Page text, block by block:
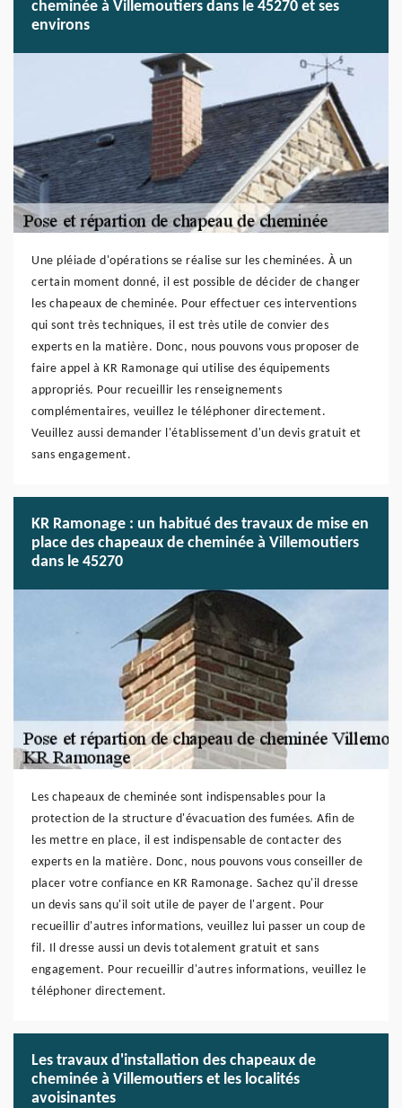
cheminée à Villemoutiers dans le 45270 et ses
environs
Une pléiade d'opérations se réalise sur les cheminées. À un
certain moment donné, il est possible de décider de changer
les chapeaux de cheminée. Pour effectuer ces interventions
qui sont très techniques, il est très utile de convier des
experts en la matière. Donc, nous pouvons vous proposer de
faire appel à KR Ramonage qui utilise des équipements
appropriés. Pour recueillir les renseignements
complémentaires, veuillez le téléphoner directement.
Veuillez aussi demander l'établissement d'un devis gratuit et
sans engagement.
KR Ramonage : un habitué des travaux de mise en
place des chapeaux de cheminée à Villemoutiers
dans le 45270
Les chapeaux de cheminée sont indispensables pour la
protection de la structure d'évacuation des fumées. Afin de
les mettre en place, il est indispensable de contacter des
experts en la matière. Donc, nous pouvons vous conseiller de
placer votre confiance en KR Ramonage. Sachez qu'il dresse
un devis sans qu'il soit utile de payer de l'argent. Pour
recueillir d'autres informations, veuillez lui passer un coup de
fil. Il dresse aussi un devis totalement gratuit et sans
engagement. Pour recueillir d'autres informations, veuillez le
téléphoner directement.
Les travaux d'installation des chapeaux de
cheminée à Villemoutiers et les localités
avoisinantes